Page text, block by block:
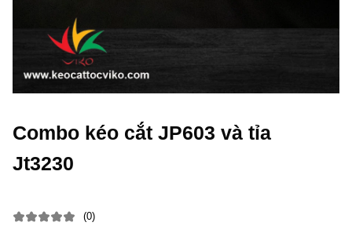
Combo kéo cắt JP603 và tỉa
Jt3230
(0)